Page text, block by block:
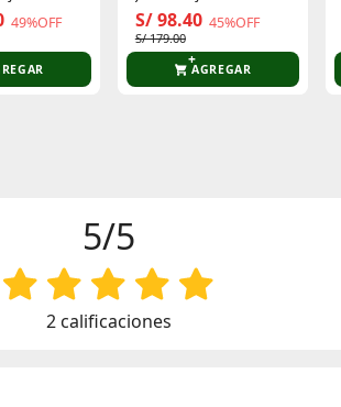
Nature
49%OFF
Irlanda
S/ 98.40 45%OFF
S/ 179.00
AGREGAR
5/5
2 calificaciones